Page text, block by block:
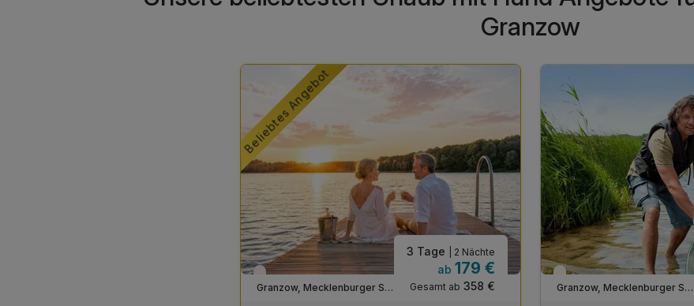
Granzow
Beliebtes Angebot
Nur noch Restplätze
Granzow, Mecklenburger Seenplatte
3 Tage | 2 Nächte
ab 179 €
Gesamt ab 358 €
Teilweise ausgelastet
Granzow, Mecklenburger Seenplatte